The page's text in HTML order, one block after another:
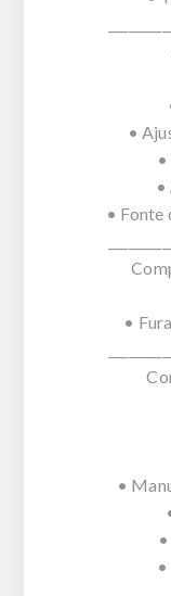
•
•
• Fonte
•
•